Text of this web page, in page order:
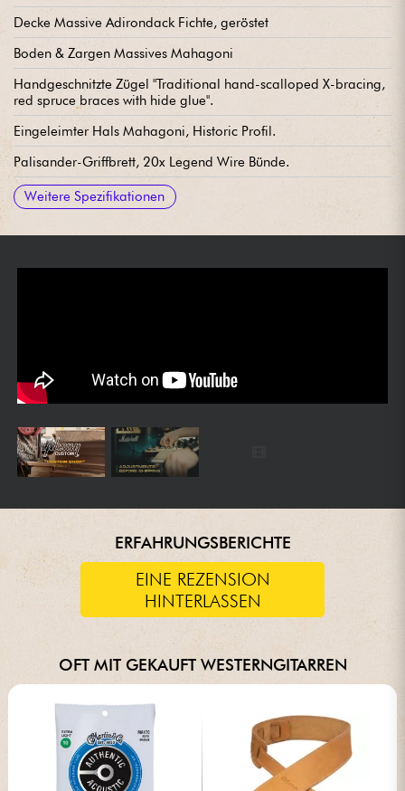
Decke Massive Adirondack Fichte, geröstet
Boden & Zargen Massives Mahagoni
Handgeschnitzte Zügel "Traditional hand-scalloped X-bracing,
red spruce braces with hide glue".
Eingeleimter Hals Mahagoni, Historic Profil.
Palisander-Griffbrett, 20x Legend Wire Bünde.
Mensur 24.75"
Radius 12"
Halsbreite 1. Bund 43.81 mm / 1.724 in
Breite Hals letzter Bund 5.70cm / 2.245"
Steg aus Palisanderholz
Gibson stimmmechaniken Strap open back, cream button
Knochensattel
Nitrocellulose lackiert
Verkauft mit Gibson Custom Shop koffer
Weitere Spezifikationen
ERFAHRUNGSBERICHTE
EINE REZENSION
HINTERLASSEN
OFT MIT GEKAUFT WESTERNGITARREN